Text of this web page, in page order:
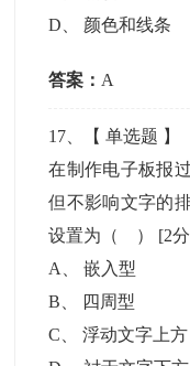
D
颜色和线条
答案： A
17 、【单选题 】
在制作电子板报
但不影响文字的
设置为（ ） [2
A
、嵌入型
B
四周型
C 、浮动文字上方